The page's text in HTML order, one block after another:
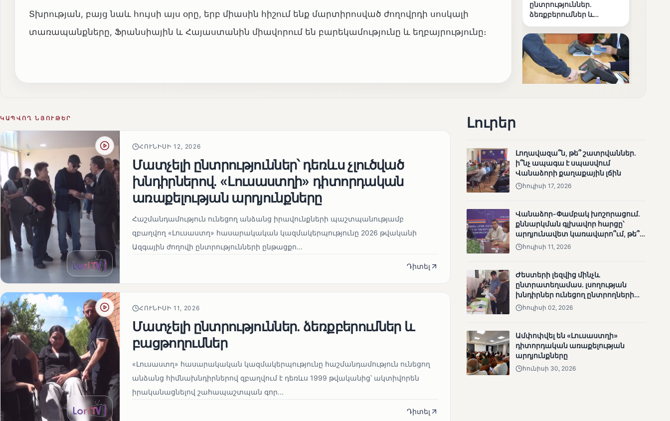
Տխրության, բայց նաև հույսի այս օրը, երբ միասին հիշում ենք մարտիրոսված ժողովրդի սոսկալի
տառապանքները, Ֆրանսիային և Հայաստանին միավորում են բարեկամությունը և եղբայրությունը։
ընտրություններ.
ձեռքբերումներ և
բացթողումներ
Քվեարկության
նախնական
պաշտոնական
արդյունքները․ ՈՒՂԻՂ
ԿԱՊՎՈՂ ՆՅՈՒԹԵՐ
ՀՈՒՆԻՍԻ 12, 2026
Մատչելի ընտրություններ՝ դեռևս չլուծված
խնդիրներով. «Լուսաստղի» դիտորդական
առաքելության արդյունքները
Հաշմանդամություն ունեցող անձանց իրավունքների պաշտպանությամբ
զբաղվող «Լուսաստղ» հասարակական կազմակերպությունը 2026 թվականի
Ազգային ժողովի ընտրությունների ընթացքո...
Դիտել
ՀՈՒՆԻՍԻ 11, 2026
Մատչելի ընտրություններ. ձեռքբերումներ և
բացթողումներ
«Լուսաստղ» հասարակական կազմակերպությունը հաշմանդամություն ունեցող
անձանց հիմնախնդիրներով զբաղվում է դեռևս 1999 թվականից՝ ակտիվորեն
իրականացնելով շահապաշտպան գոր...
Դիտել
Լուրեր
Լողավազա՞ն, թե՞ շատրվաններ.
ի՞նչ ապագա է սպասվում
Վանաձորի քաղաքային լճին
հուլիսի 17, 2026
Վանաձոր-Փամբակ խոշորացում.
քննարկման գլխավոր հարցը՝
արդյունավետ կառավարո՞ւմ, թե՞
քաղաքական նպատակ
հուլիսի 11, 2026
Ժեստերի լեզվից մինչև
ընտրատեղամաս. լսողության
խնդիրներ ունեցող ընտրողների
ճանապարհը
հուլիսի 02, 2026
Ամփոփվել են «Լուսաստղի»
դիտորդական առաքելության
արդյունքները
հունիսի 30, 2026